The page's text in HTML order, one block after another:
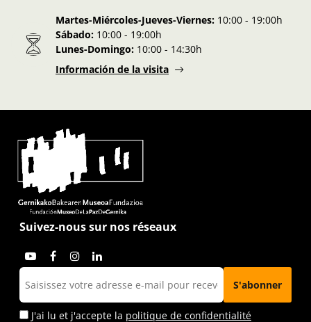
Martes-Miércoles-Jueves-Viernes: 10:00 - 19:00h
Sábado: 10:00 - 19:00h
Lunes-Domingo: 10:00 - 14:30h
Información de la visita
Suivez-nous sur nos réseaux
J'ai lu et j'accepte la politique de confidentialité